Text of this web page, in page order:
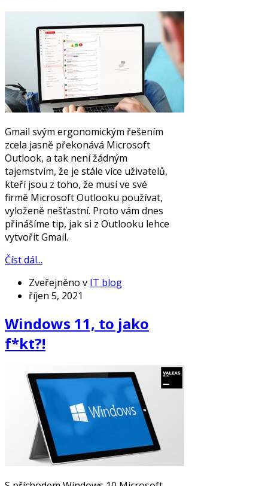
Gmail svým ergonomickým řešením
zcela jasně překonává Microsoft
Outlook, a tak není žádným
tajemstvím, že je stále více uživatelů,
kteří jsou z toho, že musí ve své
firmě Microsoft Outlooku používat,
vyloženě nešťastní. Proto vám dnes
přinášíme tip, jak si z Outlooku lehce
vytvořit Gmail.
Číst dál...
Zveřejněno v IT blog
říjen 5, 2021
Windows 11, to jako
f*kt?!